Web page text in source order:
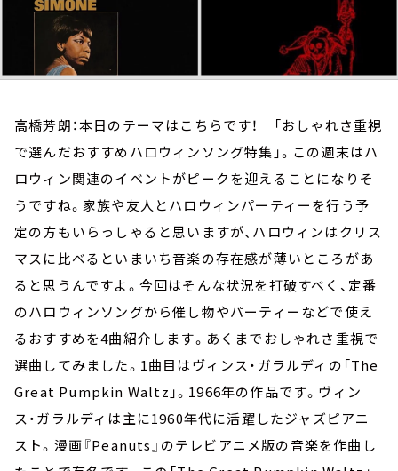
高橋芳朗：本日のテーマはこちらです！ 「おしゃれさ重視
で選んだおすすめハロウィンソング特集」。この週末はハ
ロウィン関連のイベントがピークを迎えることになりそ
うですね。家族や友人とハロウィンパーティーを行う予
定の方もいらっしゃると思いますが、ハロウィンはクリス
マスに比べるといまいち音楽の存在感が薄いところがあ
ると思うんですよ。今回はそんな状況を打破すべく、定番
のハロウィンソングから催し物やパーティーなどで使え
るおすすめを4曲紹介します。あくまでおしゃれさ重視で
選曲してみました。1曲目はヴィンス・ガラルディの「The
Great Pumpkin Waltz」。1966年の作品です。ヴィン
ス・ガラルディは主に1960年代に活躍したジャズピアニ
スト。漫画『Peanuts』のテレビアニメ版の音楽を作曲し